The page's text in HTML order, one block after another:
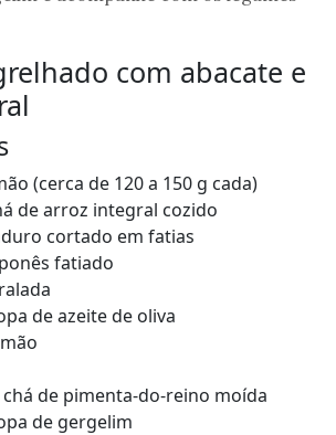
com abacate e
(cerca de 120 a 150 g cada)
de arroz integral cozido
cortado em fatias
fatiado
ralada
de azeite de oliva
de pimenta-do-reino moída
de gergelim